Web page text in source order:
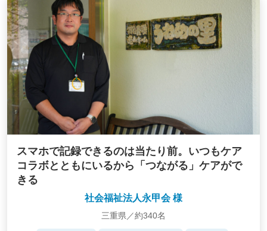
スマホで記録できるのは当たり前。いつもケア
コラボとともにいるから「つながる」ケアがで
きる
社会福祉法人永甲会 様
三重県／約340名